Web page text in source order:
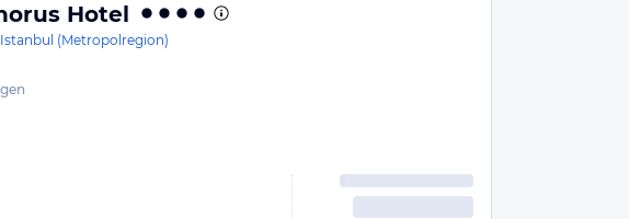
Hotel
Istanbul (Metropolregion)